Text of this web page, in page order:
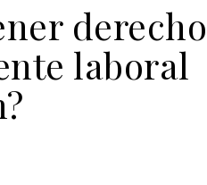
derecho
laboral